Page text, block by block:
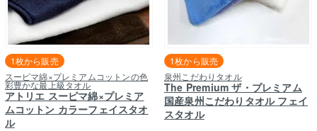
スーピマ綿×プレミアムコットンの色
彩豊かな最上級タオル
アトリエ スーピマ綿×プレミア
ムコットン カラーフェイスタオ
ル
1枚から販売
泉州こだわりタオル
The Premium ザ・プレミアム
国産泉州こだわりタオル フェイ
スタオル
1枚から販売